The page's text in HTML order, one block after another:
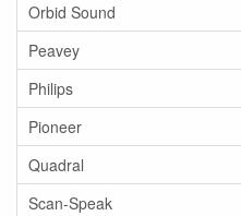
Orbid Sound
Peavey
Philips
Pioneer
Quadral
Scan-Speak